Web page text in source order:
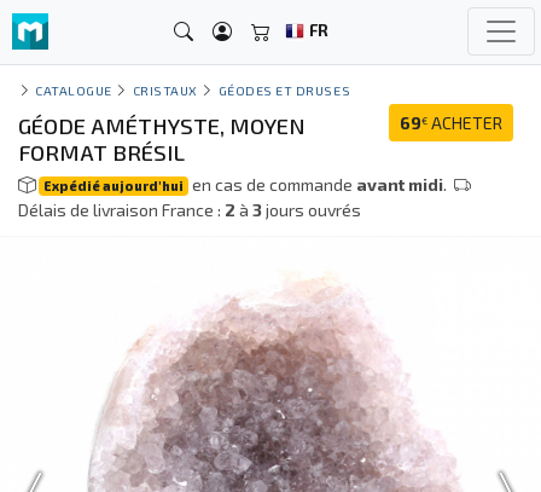
FR
CATALOGUE CRISTAUX GÉODES ET DRUSES
69€ ACHETER
GÉODE AMÉTHYSTE, MOYEN
FORMAT BRÉSIL
Expédié aujourd'hui en cas de commande avant midi.
Délais de livraison France : 2 à 3jours ouvrés